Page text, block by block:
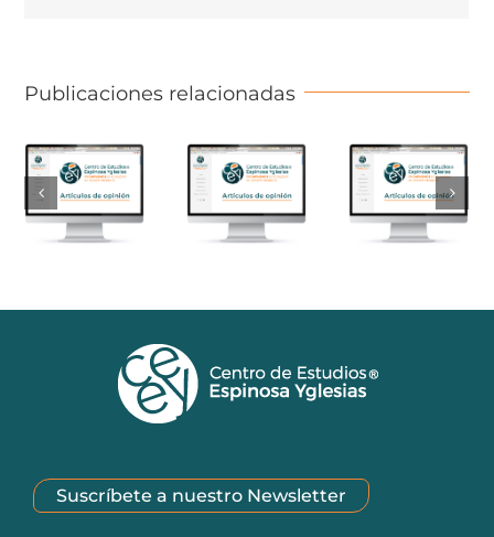
Publicaciones relacionadas
Suscríbete a nuestro Newsletter